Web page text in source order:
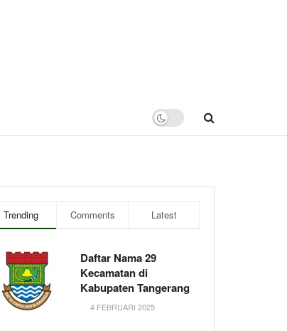
Trending Comments Latest
Daftar Nama 29
Kecamatan di
Kabupaten Tangerang
4 FEBRUARI 2025